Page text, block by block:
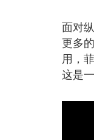
面对
更多
用，
这是